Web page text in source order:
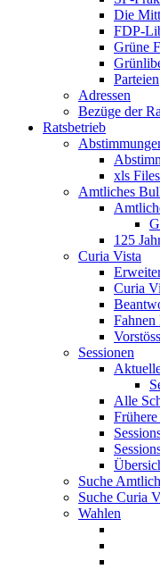
Die
FDP-
Grüne
Parteien
Adressen
Bezüge der
Ratsbetrieb
xls
Amtliches
125
Curia Vista
Curia
Fahnen
Sessionen
Alle
Frühere
Suche
Suche Curia
Wahlen